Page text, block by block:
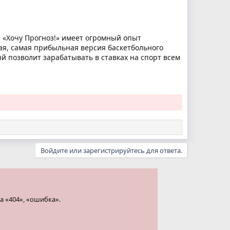
Прогноз!» имеет огромный опыт
самая прибыльная версия баскетбольного
позволит зарабатывать в ставках на спорт всем
Войдите или зарегистрируйтесь для ответа.
«404», «ошибка».